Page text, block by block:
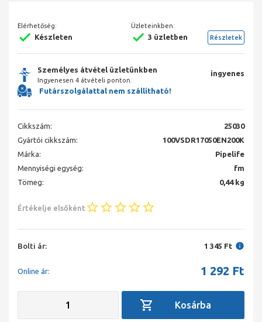
Elérhetőség:
Készleten
Üzleteinkben:
3 üzletben Részletek
Személyes átvétel üzletünkben
Ingyenesen 4 átvételi ponton.
ingyenes
Futárszolgálattal nem szállítható!
Cikkszám:
25030
Gyártói cikkszám:
100VSDR17050EN200K
Márka:
Pipelife
Mennyiségi egység:
fm
Tömeg:
0,44 kg
Értékelje elsőként
Bolti ár: 1 345 Ft
Online ár: 1 292 Ft